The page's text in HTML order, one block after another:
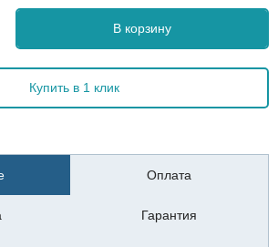
В корзину
Купить в 1 клик
Оплата
Гарантия